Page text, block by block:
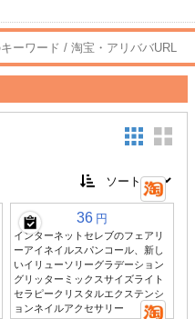
36 円
インターネットセレブのフェアリ
ーアイネイルスパンコール、新し
いイリューソリーグラデーション
グリッターミックスサイズライト
セラピークリスタルエクステンシ
ョンネイルアクセサリー